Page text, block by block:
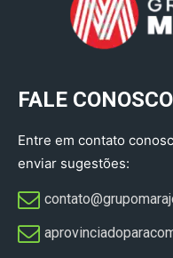
FALE CONOSCO
Entre em contato
enviar sugestões: